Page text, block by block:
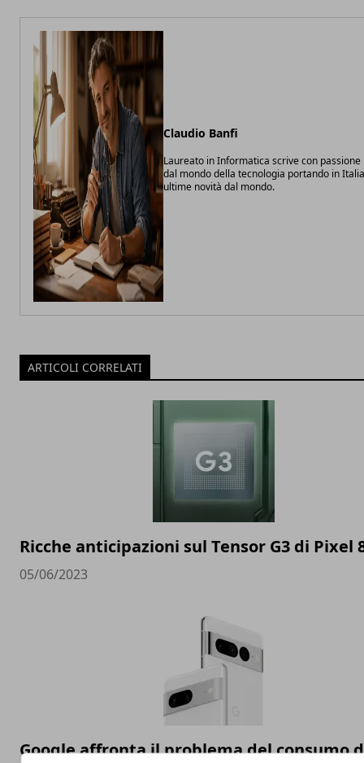
Claudio Banfi
Laureato in Informatica scrive con passione
dal mondo della tecnologia portando in
ultime novità dal mondo.
ARTICOLI CORRELATI
Ricche anticipazioni sul Tensor G3 di Pixel
05/06/2023
Google affronta il problema del consumo